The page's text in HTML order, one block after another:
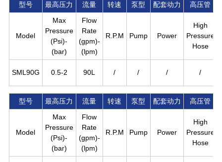
型号 最高压力 流量 转速 泵型 配套动力 高压管
Model
Max
Pressure
(Psi)-
(bar)
Flow
Rate
(gpm)-
(lpm)
R.P.M Pump Power
High
Pressure
Hose
SML90G 0.5-2 90L / / / /
型号 最高压力 流量 转速 泵型 配套动力 高压管
Model
Max
Pressure
(Psi)-
(bar)
Flow
Rate
(gpm)-
(lpm)
R.P.M Pump Power
High
Pressure
Hose